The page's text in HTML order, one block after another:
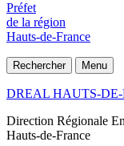
Préfet
de la région
Hauts-de-France
Rechercher Menu
DREAL HAUTS-
Direction Régionale
Hauts-de-France